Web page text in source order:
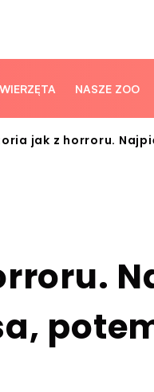
NASZE ZOO
jak z horroru.